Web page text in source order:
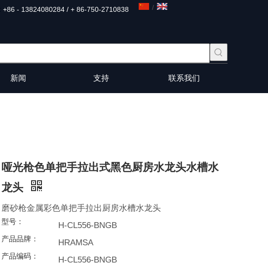
+86 - 13824080284 / + 86-750-2710838 /
新闻 支持 联系我们
哑光枪色单把手拉出式黑色厨房水龙头水槽水
龙头
磨砂枪金属彩色单把手拉出厨房水槽水龙头
型号： H-CL556-BNGB
产品品牌： HRAMSA
产品编码：
H-CL556-BNGB